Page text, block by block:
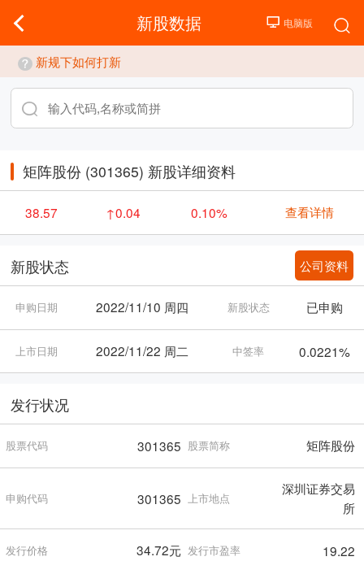
新股数据
新规下如何打新
矩阵股份 (301365) 新股详细资料
38.57 ↑0.04 0.10% 查看详情
新股状态 公司资料
申购日期 2022/11/10 周四 新股状态 已申购
上市日期 2022/11/22 周二 中签率 0.0221%
发行状况
股票代码 301365 股票简称 矩阵股份
申购代码 301365 上市地点
深圳证券交易
所
发行价格 34.72元 发行市盈率 19.22